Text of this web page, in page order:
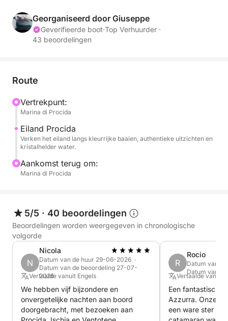
Vertrek om 9:00 uur vanuit Marina di Procida en
vaar langs een van de meest betoverende eilanden
uitzichten. Tijdens de tour bewondert u de kust
momenten van ontspanning aan boord en stops in
het kristalheldere water rondom het eiland.
Deze ervaring is ideaal voor wie een rustige en
de zee, de zon en de authentieke omgeving. 🌊
Procida biedt een unieke sfeer met kleine haventjes,
Een aperitief is inbegrepen aan boord, perfect om
de cruise te begeleiden en speciale momenten te
delen te midden van het panorama van de Golf. 🥂
Een perfecte ervaring voor stellen, gezinnen of
vriendengroepen die op zoek zijn naar een
exclusieve dag op een boot.
Voor aanpassingen of speciale verzoeken kunt u
Georganiseerd door Giuseppe
Geverifieerde boot·Top Verhuurder ·
43 beoordelingen
Route
Vertrekpunt:
Marina di Procida
Eiland Procida
Verken het eiland langs kleurrijke baaien, authentieke uitzichten en
kristalhelder water.
Aankomst terug om:
Marina di Procida
5/5 · 40 beoordelingen
Beoordelingen worden weergegeven in chronologische
volgorde
N
Nicola
Datum van de huur 29-06-2026 ·
Datum van de beoordeling 27-07-
2026
Vertaalde vanuit Engels
We hebben vijf bijzondere en
onvergetelijke nachten aan boord
doorgebracht, met bezoeken aan
R
Rocio
Datum van
Datum van
Vertaalde vanuit
Een fantastische
Azzurra. Onze
een ware ster en